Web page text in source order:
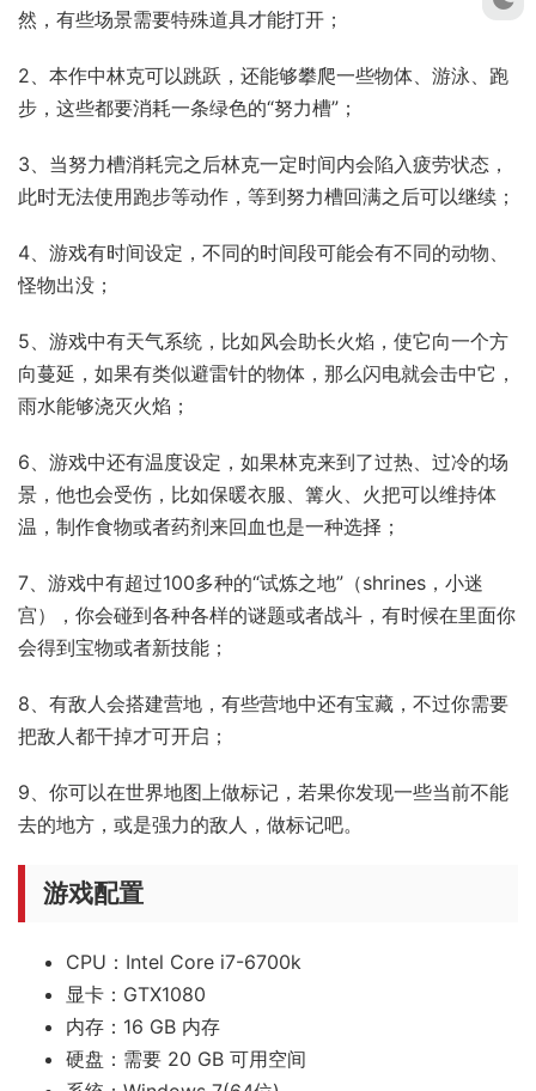
然，有些场景需要特殊道具才能打开；
2、本作中林克可以跳跃，还能够攀爬一些物体、游泳、跑
步，这些都要消耗一条绿色的“努力槽”；
3、当努力槽消耗完之后林克一定时间内会陷入疲劳状态，
此时无法使用跑步等动作，等到努力槽回满之后可以继续；
4、游戏有时间设定，不同的时间段可能会有不同的动物、
怪物出没；
5、游戏中有天气系统，比如风会助长火焰，使它向一个方
向蔓延，如果有类似避雷针的物体，那么闪电就会击中它，
雨水能够浇灭火焰；
6、游戏中还有温度设定，如果林克来到了过热、过冷的场
景，他也会受伤，比如保暖衣服、篝火、火把可以维持体
温，制作食物或者药剂来回血也是一种选择；
7、游戏中有超过100多种的“试炼之地”（shrines，小迷
宫），你会碰到各种各样的谜题或者战斗，有时候在里面你
会得到宝物或者新技能；
8、有敌人会搭建营地，有些营地中还有宝藏，不过你需要
把敌人都干掉才可开启；
9、你可以在世界地图上做标记，若果你发现一些当前不能
去的地方，或是强力的敌人，做标记吧。
游戏配置
CPU：Intel Core i7-6700k
显卡：GTX1080
内存：16 GB 内存
硬盘：需要 20 GB 可用空间